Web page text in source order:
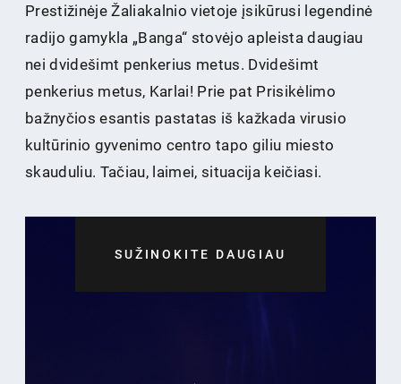
Prestižinėje Žaliakalnio vietoje įsikūrusi legendinė
radijo gamykla „Banga“ stovėjo apleista daugiau
nei dvidešimt penkerius metus. Dvidešimt
penkerius metus, Karlai! Prie pat Prisikėlimo
bažnyčios esantis pastatas iš kažkada virusio
kultūrinio gyvenimo centro tapo giliu miesto
skauduliu. Tačiau, laimei, situacija keičiasi.
SUŽINOKITE DAUGIAU